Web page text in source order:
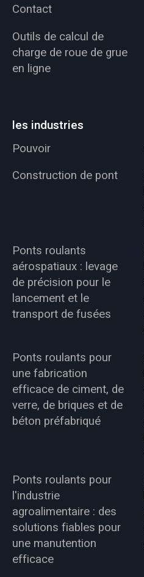
Contact
Outils de calcul de
charge de roue de grue
en ligne
les industries
Pouvoir
Construction de pont
Ponts roulants
aérospatiaux : levage
de précision pour le
lancement et le
transport de fusées
Ponts roulants pour
une fabrication
efficace de ciment, de
verre, de briques et de
béton préfabriqué
Ponts roulants pour
l'industrie
agroalimentaire : des
solutions fiables pour
une manutention
efficace